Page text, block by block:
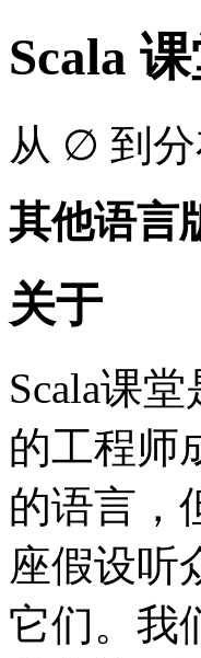
Scala
从 ∅ 到
其他语言
关于
Scala课
的工程师
的语言，
座假设听
它们。我